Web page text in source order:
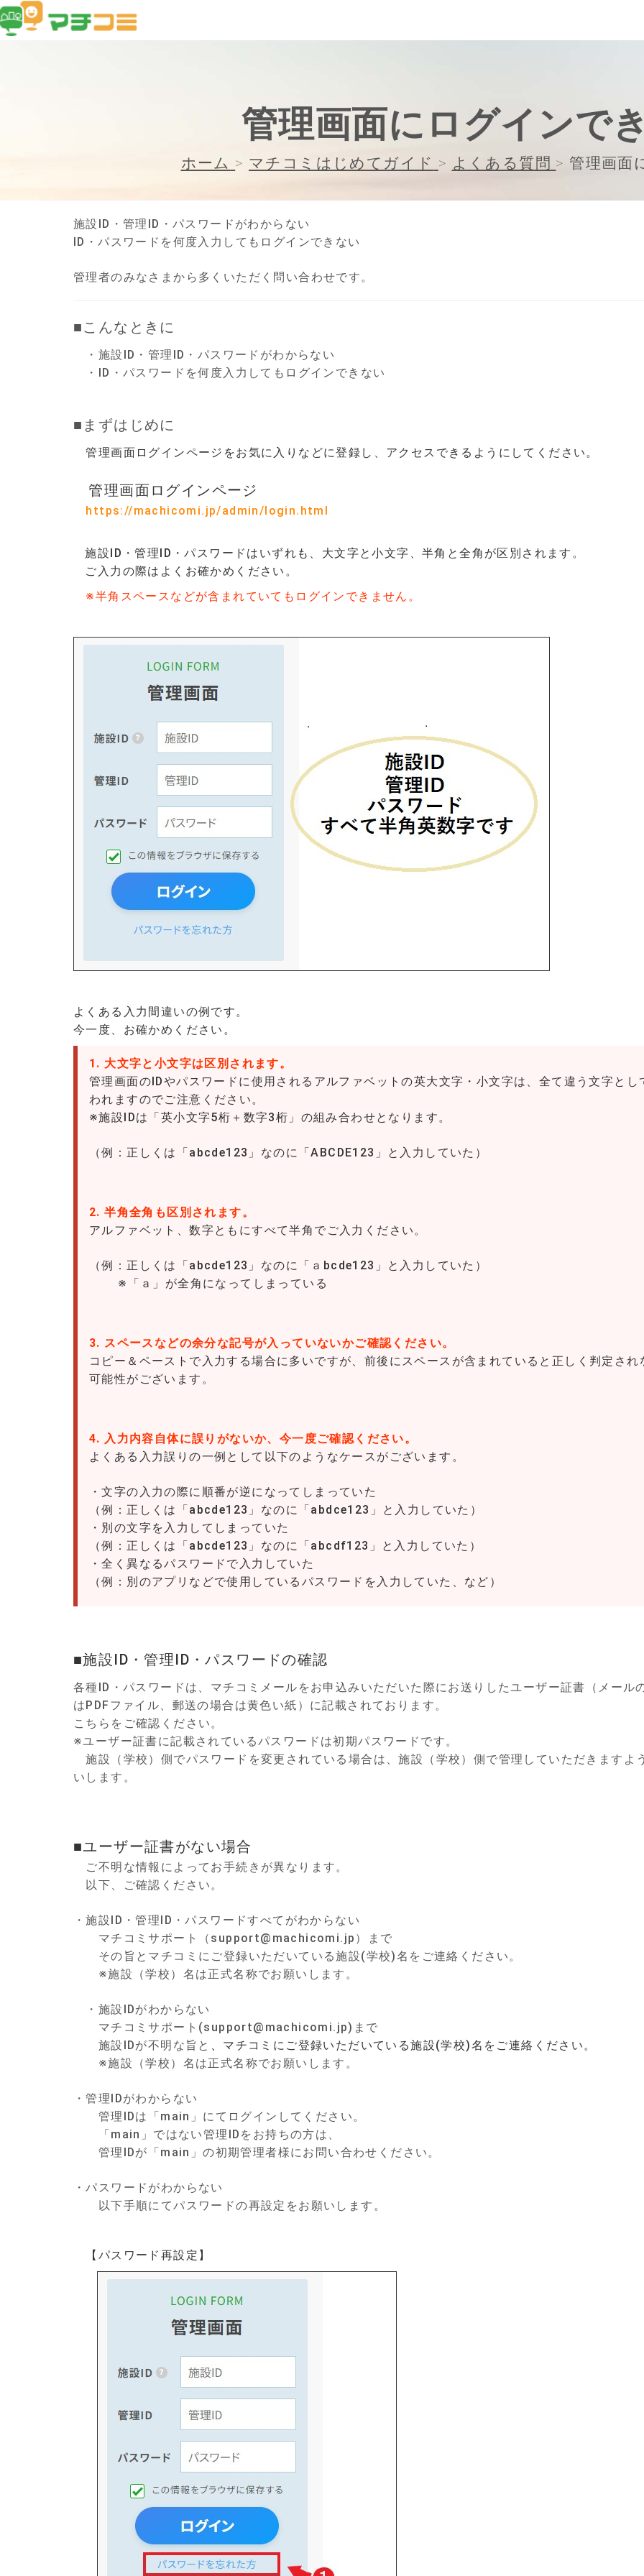
管理画面にログインで
ホーム > マチコミはじめてガイド > よくある質問 > 管理画面
施設ID・管理ID・パスワードがわからない
ID・パスワードを何度入力してもログインできない
管理者のみなさまから多くいただく問い合わせです。
■こんなときに
・施設ID・管理ID・パスワードがわからない
・ID・パスワードを何度入力してもログインできない
■まずはじめに
管理画面ログインページをお気に入りなどに登録し、アクセスできるようにしてください。
管理画面ログインページ
https://machicomi.jp/admin/login.html
施設ID・管理ID・パスワードはいずれも、大文字と小文字、半角と全角が区別されます。
ご入力の際はよくお確かめください。
※半角スペースなどが含まれていてもログインできません。
よくある入力間違いの例です。
今一度、お確かめください。
1. 大文字と小文字は区別されます。
管理画面のIDやパスワードに使用されるアルファベットの英大文字・小文字は、全て違う文字とし
われますのでご注意ください。
※施設IDは「英小文字5桁＋数字3桁」の組み合わせとなります。
（例：正しくは「abcde123」なのに「ABCDE123」と入力していた）
2. 半角全角も区別されます。
アルファベット、数字ともにすべて半角でご入力ください。
（例：正しくは「abcde123」なのに「ａbcde123」と入力していた）
※「ａ」が全角になってしまっている
3. スペースなどの余分な記号が入っていないかご確認ください。
コピー＆ペーストで入力する場合に多いですが、前後にスペースが含まれていると正しく判定され
可能性がございます。
4. 入力内容自体に誤りがないか、今一度ご確認ください。
よくある入力誤りの一例として以下のようなケースがございます。
・文字の入力の際に順番が逆になってしまっていた
（例：正しくは「abcde123」なのに「abdce123」と入力していた）
・別の文字を入力してしまっていた
（例：正しくは「abcde123」なのに「abcdf123」と入力していた）
・全く異なるパスワードで入力していた
（例：別のアプリなどで使用しているパスワードを入力していた、など）
■施設ID・管理ID・パスワードの確認
各種ID・パスワードは、マチコミメールをお申込みいただいた際にお送りしたユーザー証書（メール
はPDFファイル、郵送の場合は黄色い紙）に記載されております。
こちらをご確認ください。
※ユーザー証書に記載されているパスワードは初期パスワードです。
施設（学校）側でパスワードを変更されている場合は、施設（学校）側で管理していただきますよ
いします。
■ユーザー証書がない場合
ご不明な情報によってお手続きが異なります。
以下、ご確認ください。
・施設ID・管理ID・パスワードすべてがわからない
マチコミサポート（support@machicomi.jp）まで
その旨とマチコミにご登録いただいている施設(学校)名をご連絡ください。
※施設（学校）名は正式名称でお願いします。
・施設IDがわからない
マチコミサポート(support@machicomi.jp)まで
施設IDが不明な旨と
マチコミ にご登録いただいている施設(学校)名をご連絡ください。
※施設（学校）名は正式名称でお願いします。
・管理IDがわからない
管理IDは「main」にてログインしてください。
「main」ではない管理IDをお持ちの方は、
管理IDが「main」の初期管理者様にお問い合わせください。
・パスワードがわからない
以下手順にてパスワードの再設定をお願いします。
【パスワード再設定】